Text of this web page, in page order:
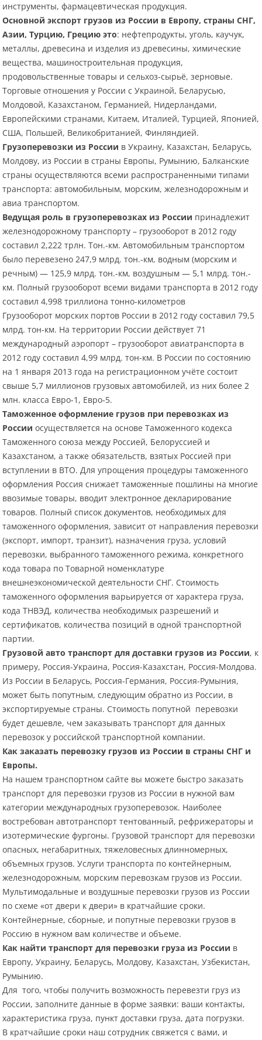
инструменты, фармацевтическая продукция.
Основной экспорт грузов из России в Европу, страны СНГ,
Азии, Турцию, Грецию это: нефтепродукты, уголь, каучук,
металлы, древесина и изделия из древесины, химические
вещества, машиностроительная продукция,
продовольственные товары и сельхоз-сырьё, зерновые.
Торговые отношения у России с Украиной, Беларусью,
Молдовой, Казахстаном, Германией, Нидерландами,
Европейскими странами, Китаем, Италией, Турцией, Японией,
США, Польшей, Великобританией, Финляндией.
Грузоперевозки из России в Украину, Казахстан, Беларусь,
Молдову, из России в страны Европы, Румынию, Балканские
страны осуществляются всеми распространенными типами
транспорта: автомобильным, морским, железнодорожным и
авиа транспортом.
Ведущая роль в грузоперевозках из России принадлежит
железнодорожному транспорту – грузооборот в 2012 году
составил 2,222 трлн. Тон.-км. Автомобильным транспортом
было перевезено 247,9 млрд. тон.-км, водным (морским и
речным) — 125,9 млрд. тон.-км, воздушным — 5,1 млрд. тон.-
км. Полный грузооборот всеми видами транспорта в 2012 году
составил 4,998 триллиона тонно-километров
Грузооборот морских портов России в 2012 году составил 79,5
млрд. тон-км. На территории России действует 71
международный аэропорт – грузооборот авиатранспорта в
2012 году составил 4,99 млрд. тон-км. В России по состоянию
на 1 января 2013 года на регистрационном учёте состоит
свыше 5,7 миллионов грузовых автомобилей, из них более 2
млн. класса Евро-1, Евро-5.
Таможенное оформление грузов при перевозках из
Россииосуществляется на основе Таможенного кодекса
Таможенного союза между Россией, Белоруссией и
Казахстаном, а также обязательств, взятых Россией при
вступлении в ВТО. Для упрощения процедуры таможенного
оформления Россия снижает таможенные пошлины на многие
ввозимые товары, вводит электронное декларирование
товаров. Полный список документов, необходимых для
таможенного оформления, зависит от направления перевозки
(экспорт, импорт, транзит), назначения груза, условий
перевозки, выбранного таможенного режима, конкретного
кода товара по Товарной номенклатуре
внешнеэкономической деятельности СНГ. Стоимость
таможенного оформления варьируется от характера груза,
кода ТНВЭД, количества необходимых разрешений и
сертификатов, количества позиций в одной транспортной
партии.
Грузовой авто транспорт для доставки грузов из России, к
примеру, Россия-Украина, Россия-Казахстан, Россия-Молдова.
Из России в Беларусь, Россия-Германия, Россия-Румыния,
может быть попутным, следующим обратно из России, в
экспортируемые страны. Стоимость попутной перевозки
будет дешевле, чем заказывать транспорт для данных
перевозок у российской транспортной компании.
Как заказать перевозку грузов из России в страны СНГ и
Европы.
На нашем транспортном сайте вы можете быстро заказать
транспорт для перевозки грузов из России в нужной вам
категории международных грузоперевозок. Наиболее
востребован автотранспорт тентованный, рефрижераторы и
изотермические фургоны. Грузовой транспорт для перевозки
опасных, негабаритных, тяжеловесных длинномерных,
объемных грузов. Услуги транспорта по контейнерным,
железнодорожным, морским перевозкам грузов из России.
Мультимодальные и воздушные перевозки грузов из России
по схеме «от двери к двери» в кратчайшие сроки.
Контейнерные, сборные, и попутные перевозки грузов в
Россию в нужном вам количестве и объеме.
Как найти транспорт для перевозки груза из России в
Европу, Украину, Беларусь, Молдову, Казахстан, Узбекистан,
Румынию.
Для того, чтобы получить возможность перевезти груз из
России, заполните данные в форме заявки: ваши контакты,
характеристика груза, пункт доставки груза, дата погрузки.
В кратчайшие сроки наш сотрудник свяжется с вами, и